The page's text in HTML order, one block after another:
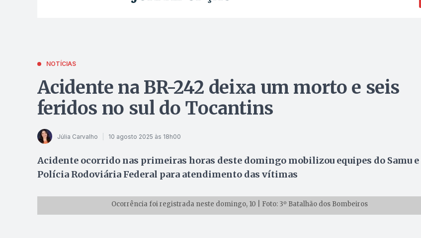
NOTÍCIAS
Acidente na BR-242 deixa um morto e seis
feridos no sul do Tocantins
Júlia Carvalho 10 agosto 2025 às 18h00
Acidente ocorrido nas primeiras horas deste domingo mobilizou equipes do Samu e
Polícia Rodoviária Federal para atendimento das vítimas
Ocorrência foi registrada neste domingo, 10 | Foto: 3º Batalhão dos Bombeiros